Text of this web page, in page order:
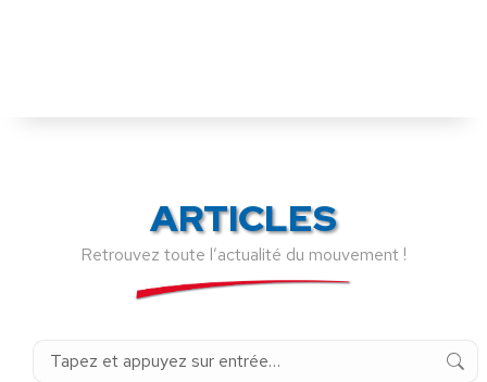
ARTICLES
Retrouvez toute l’actualité du mouvement !
Recherche